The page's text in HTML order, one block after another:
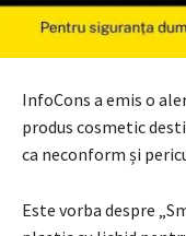
InfoCons a emis o
produs cosmetic
ca neconform și
Este vorba despre